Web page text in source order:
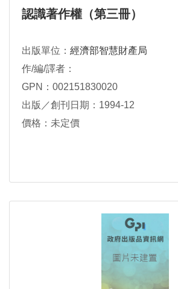
認識著作權（第三冊）
出版單位： 經濟部智慧財產局
作/編/譯者：
GPN：002151830020
出版／創刊日期：1994-12
價格：未定價